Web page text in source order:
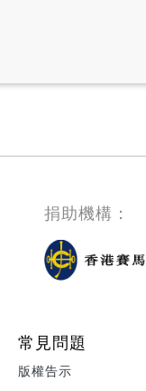
捐助機構：
常見問題
版權告示